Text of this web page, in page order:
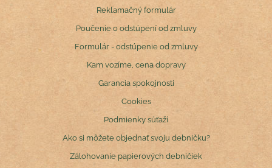
Reklamačný formulár
Poučenie o odstúpení od zmluvy
Formulár - odstúpenie od zmluvy
Kam vozíme, cena dopravy
Garancia spokojnosti
Cookies
Podmienky súťaží
Ako si môžete objednať svoju debničku?
Zálohovanie papierových debničiek